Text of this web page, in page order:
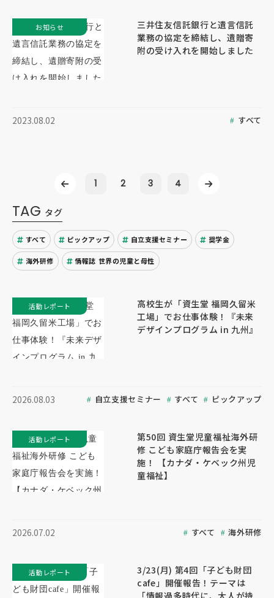
三井住友信託銀行と遺言信託
業務の協定を締結し、遺贈寄
附の受け入れを開始しました
2023.08.02 すべて
お知らせ
1 2 3 4
TAG タグ
すべて ピックアップ 自立支援セミナー 奨学金
海外研修 情報誌 世界の児童と母性
高校生が「資生堂 福岡久留米
工場」でお仕事体験！『未来
デザインプログラム in 九州』
2026.08.03 自立支援セミナー すべて ピックアップ
活動レポート
第50回 資生堂児童福祉海外研
修 こども家庭庁報告会を実
施！ 【カナダ・ケベック州児
童福祉】
2026.07.02 すべて 海外研修
活動レポート
3/23(月) 第4回「子ども財団
cafe」開催報告！テーマは
「情報過多時代に、大人が持
活動レポート